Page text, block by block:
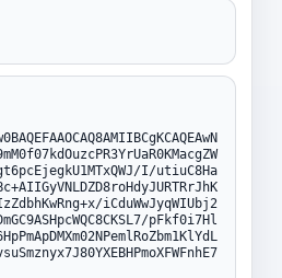
I/utiuC8Ha
iCduWwJyqWIUbj2
pFkf0i7Hl